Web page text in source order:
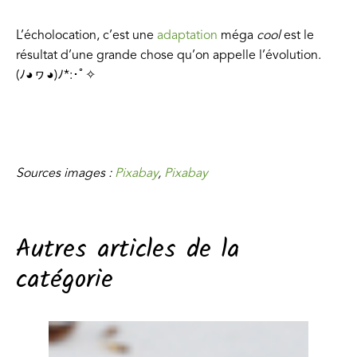
L’écholocation, c’est une adaptation méga coolest le
résultat d’une grande chose qu’on appelle l’évolution.
(ﾉ◕ヮ◕)ﾉ*:･ﾟ✧
Sources images : Pixabay, Pixabay
Autres articles de la
catégorie